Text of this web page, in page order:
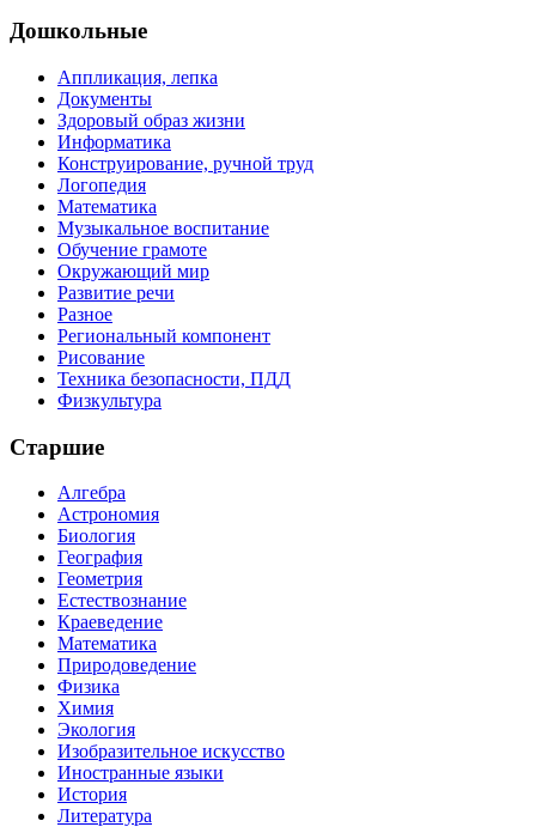
Дошкольные
Аппликация, лепка
Документы
Здоровый образ жизни
Информатика
Конструирование, ручной труд
Логопедия
Математика
Музыкальное воспитание
Обучение грамоте
Окружающий мир
Развитие речи
Разное
Региональный компонент
Рисование
Техника безопасности, ПДД
Физкультура
Старшие
Алгебра
Астрономия
Биология
География
Геометрия
Естествознание
Краеведение
Математика
Природоведение
Физика
Химия
Экология
Изобразительное искусство
Иностранные языки
История
Литература